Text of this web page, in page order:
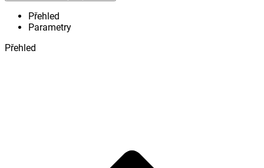
Přehled
Parametry
Přehled